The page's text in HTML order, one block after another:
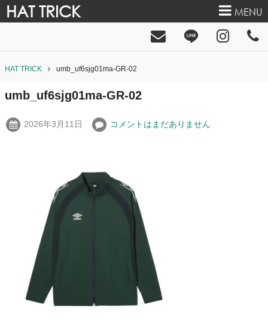
HAT TRICK MENU
HAT TRICK umb_uf6sjg01ma-GR-02
umb_uf6sjg01ma-GR-02
2026年3月11日 コメントはまだありません